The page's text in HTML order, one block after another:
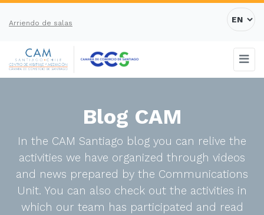
Arriendo de salas
Blog CAM
In the CAM Santiago blog you can relive the
activities we have organized through videos
and news prepared by the Communications
Unit. You can also check out the activities in
which our team has participated and read